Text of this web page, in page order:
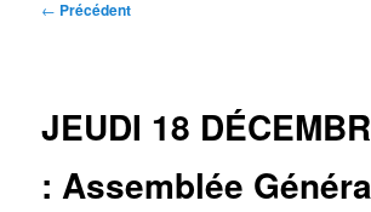
Navigation
← Précédent
JEUDI 18
: Assemblée